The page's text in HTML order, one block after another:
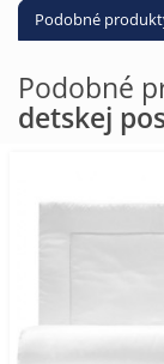
Podobné
Podobné
detskej